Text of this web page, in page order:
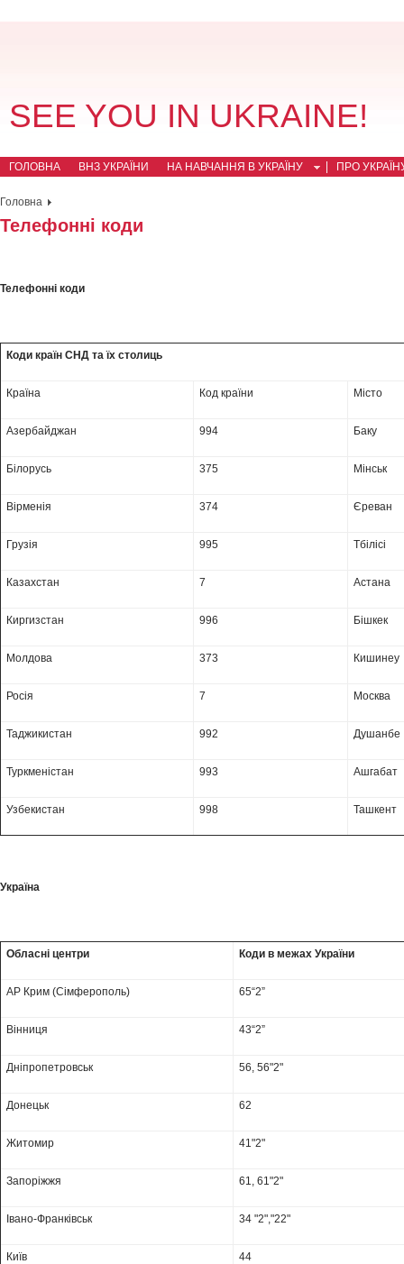
SEE YOU IN UKRAINE!
ГОЛОВНА ВНЗ УКРАЇНИ НА НАВЧАННЯ В УКРАЇНУ ПРО
Головна
Телефонні коди
Телефонні коди
Коди країн СНД та їх столиць
Країна Код країни Місто
Азербайджан 994 Баку
Білорусь 375 Мінськ
Вірменія 374 Єреван
Грузія 995 Тбілісі
Казахстан 7 Астана
Киргизстан 996 Бішкек
Молдова 373 Кишинеу
Росія 7 Москва
Таджикистан 992 Душанбе
Туркменістан 993 Ашгабат
Узбекистан 998 Ташкент
Україна
Обласні центри Коди в межах України
АР Крим (Сімферополь) 65“2”
Вінниця 43“2”
Дніпропетровськ 56, 56"2"
Донецьк 62
Житомир 41"2"
Запоріжжя 61, 61"2"
Івано-Франківськ 34 "2","22"
Київ 44